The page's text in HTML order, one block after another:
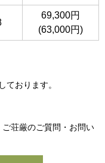
69,300円
(63,000円)
ております。
ご荘厳のご質問・お問い